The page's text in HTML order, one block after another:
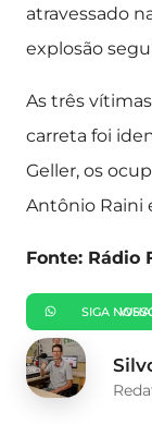
atravessado
explosão
As três
carreta foi
Geller, os
Antônio Raini
Fonte: Rádio
SIGA NOSSO